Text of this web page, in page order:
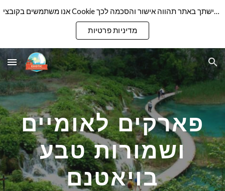
Skip to main content Skip to navigation
אנו משתמשים בקובצי Cookie כדי להבטיח שנספק לך את חוויית הגלישה הטובה ביותר באתר שלנו. המשך גלישתך באתר תהווה אישור והסכמה לכך
מדיניות פרטיות
פארקים לאומיים
ושמורות טבע
בויאטנם